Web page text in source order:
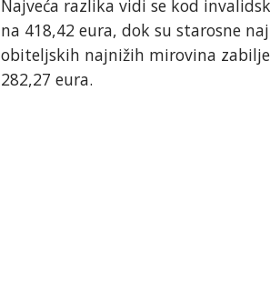
Najveća razlika vidi se kod
na 418,42 eura, dok su starosne
obiteljskih najnižih mirovina
282,27 eura.